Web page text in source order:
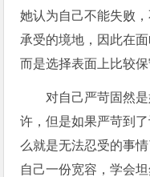
她认为自己不能失败
承受的境地，因此在
而是选择表面上比较保
对自己严苛固然
许，但是如果严苛到
么就是无法忍受的事
自己一份宽容，学会